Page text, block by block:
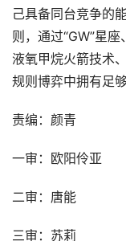
己具备同台竞争的
则，通过“GW”星
液氧甲烷火箭技术
规则博弈中拥有足
责编：颜青
一审：欧阳伶亚
二审：唐能
三审：苏莉